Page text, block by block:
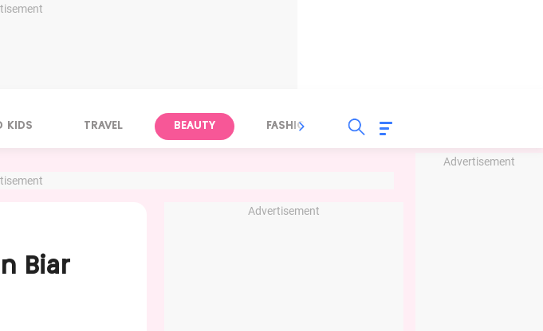
Advertisement
KIDS TRAVEL BEAUTY FASHION FOOD
Biar
Advertisement